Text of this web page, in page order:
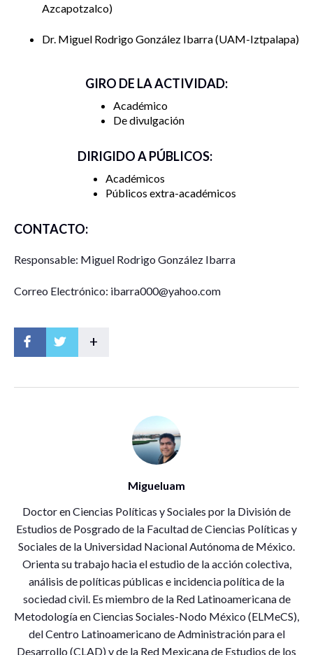
Azcapotzalco
Dr. Miguel Rodrigo González Ibarra UAM-Iztpalapa
GIRO DE LA ACTIVIDAD:
Académico
De divulgación
DIRIGIDO A PÚBLICOS:
Académicos
Públicos extra-académicos
CONTACTO:
Responsable: Miguel Rodrigo González Ibarra
Correo Electrónico: ibarra000@yahoo.com
+
Migueluam
Doctor en Ciencias Políticas y Sociales por la División de
Estudios de Posgrado de la Facultad de Ciencias Políticas y
Sociales de la Universidad Nacional Autónoma de México.
Orienta su trabajo hacia el estudio de la acción colectiva,
análisis de políticas públicas e incidencia política de la
sociedad civil. Es miembro de la Red Latinoamericana de
Metodología en Ciencias Sociales-Nodo México (ELMeCS),
del Centro Latinoamericano de Administración para el
Desarrollo (CLAD) y de la Red Mexicana de Estudios de los